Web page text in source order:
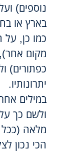
נוספים)
בארץ או
כמו כן, על
מקום
כפתורים)
יתרונותיו.
במילים
ולשם כך
מלאה (ככל
הכי נכון